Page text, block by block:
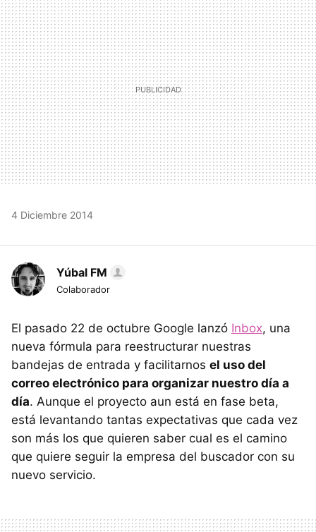
MAIL
4 Diciembre 2014
Yúbal FM
Colaborador
El pasado 22 de octubre Google lanzó Inbox, una
nueva fórmula para reestructurar nuestras
bandejas de entrada y facilitarnos el uso del
correo electrónico para organizar nuestro día a
día. Aunque el proyecto aun está en fase beta,
está levantando tantas expectativas que cada vez
son más los que quieren saber cual es el camino
que quiere seguir la empresa del buscador con su
nuevo servicio.